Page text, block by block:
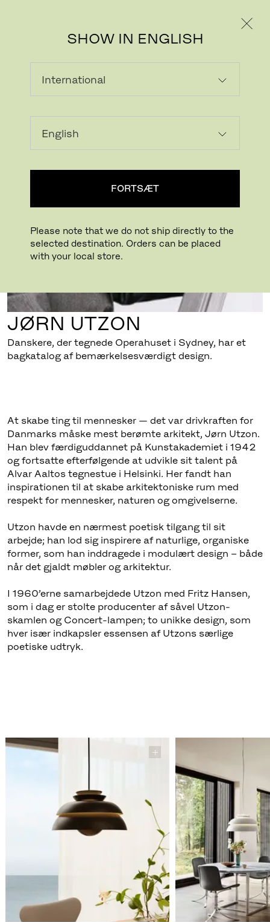
SHOW IN ENGLISH
FORTSÆT
Please note that we do not ship directly to the
selected destination. Orders can be placed
with your local store.
JØRN UTZON
Danskere, der tegnede Operahuset i Sydney, har et
bagkatalog af bemærkelsesværdigt design.
At skabe ting til mennesker — det var drivkraften for
Danmarks måske mest berømte arkitekt, Jørn Utzon.
Han blev færdiguddannet på Kunstakademiet i 1942
og fortsatte efterfølgende at udvikle sit talent på
Alvar Aaltos tegnestue i Helsinki. Her fandt han
inspirationen til at skabe arkitektoniske rum med
respekt for mennesker, naturen og omgivelserne.
Utzon havde en nærmest poetisk tilgang til sit
arbejde; han lod sig inspirere af naturlige, organiske
former, som han inddragede i modulært design – både
når det gjaldt møbler og arkitektur.
I 1960’erne samarbejdede Utzon med Fritz Hansen,
som i dag er stolte producenter af såvel Utzon-
skamlen og Concert-lampen; to unikke design, som
hver især indkapsler essensen af Utzons særlige
poetiske udtryk.